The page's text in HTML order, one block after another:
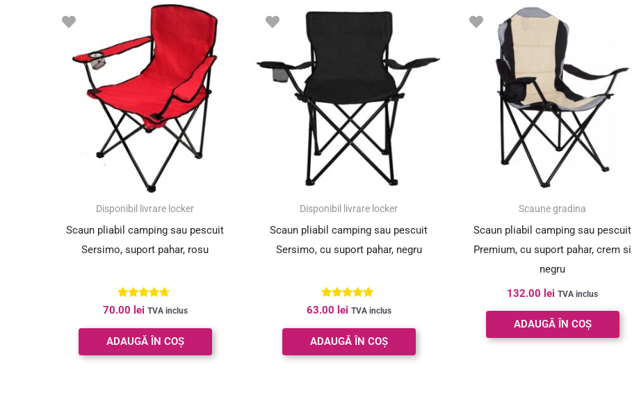
Disponibil livrare locker
Scaun pliabil camping sau pescuit
Sersimo, suport pahar, rosu
Evaluat la
4.50
din 5
70.00 lei TVA inclus
ADAUGĂ ÎN COȘ
Disponibil livrare locker
Scaun pliabil camping sau pescuit
Sersimo, cu suport pahar, negru
Evaluat la
5.00
din 5
63.00 lei TVA inclus
ADAUGĂ ÎN COȘ
Scaune gradina
Scaun pliabil camping sau pescuit
Premium, cu suport pahar, crem si
negru
132.00 lei TVA inclus
ADAUGĂ ÎN COȘ